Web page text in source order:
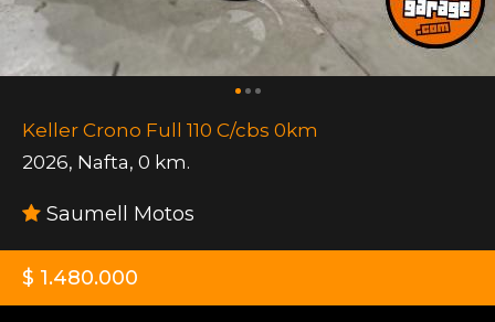
Keller Crono Full 110 C/cbs 0km
2026, Nafta, 0 km.
Saumell Motos
$ 1.480.000